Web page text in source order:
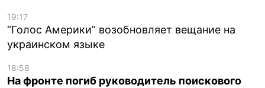
19:17
“Голос Америки” возобновляет вещание на
украинском языке
18:58
На фронте погиб руководитель поискового